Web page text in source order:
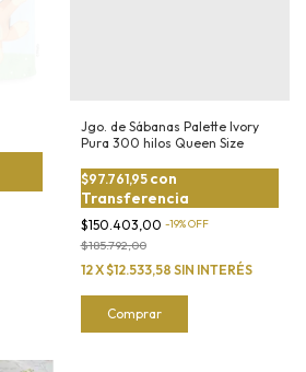
Jgo. de Sábanas Palette Ivory
Pura 300 hilos Queen Size
$150.403,00 -19%OFF
$185.792,00
$97.761,95 con
Transferencia
12X$12.533,58 SIN INTERÉS
Comprar